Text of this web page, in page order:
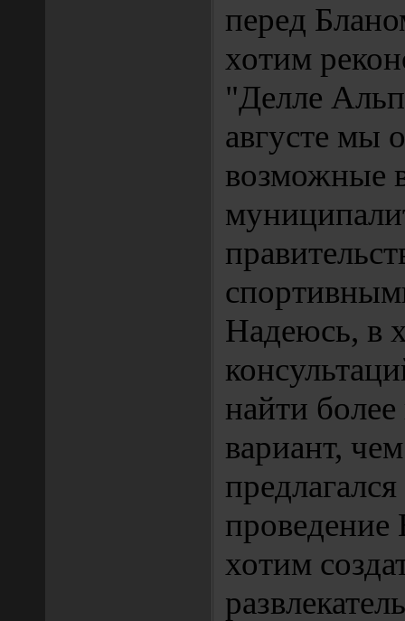
перед
хотим
"Делле
августе мы
возможные
Надеюсь, в
найти
вариант,
хотим